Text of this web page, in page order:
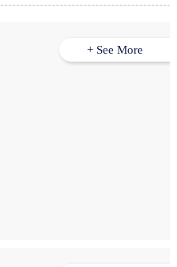
+ See More